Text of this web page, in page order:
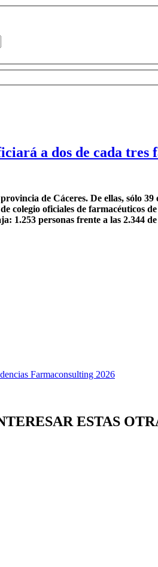
a dos de cada tres
de Cáceres. De ellas, sólo
colegio oficiales de farmacéuticos
1.253 personas frente a las 2.344
ESTAS